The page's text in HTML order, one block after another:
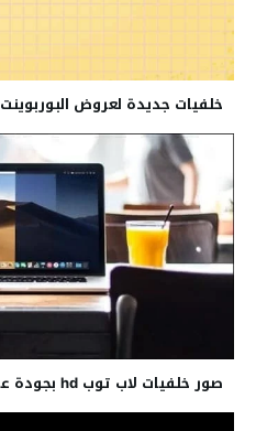
خلفيات جديدة لعروض البوربوينت 2023
صور خلفيات لاب توب hd بجودة عالية 2025-2026